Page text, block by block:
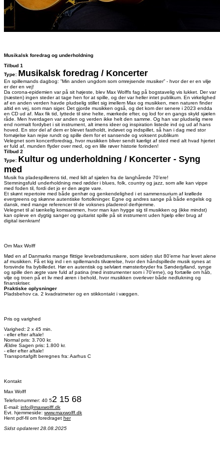
Musikalsk foredrag og underholdning
Tilbud 1
Type: Musikalsk foredrag / Koncerter
En spillemands dagbog: ”Min anden ungdom som omrejsende musiker” - hvor der er en vilje
er der en vej!
Da corona-epidemien var på sit højeste, blev Max Wolffs fag på bogstavelig vis lukket. Der var
(næsten) ingen steder at tage hen for at spille, og der var heller intet publikum. En virkelighed
af en anden verden havde pludselig stillet sig imellem Max og musikken, men naturen finder
altid en vej, som man siger. Det gjorde musikken også, og det kom der senere i 2023 endda
en CD ud af. Max fik tid, lyttede til sine helte, mærkede efter, og lod for en gangs skyld sjælen
råde. Men hverdagen var anden og verden ikke helt den samme. Og han var pludselig mere
end normalt fordybet i sit instrument, alt imens ideer og inspiration listede ind og ud af hans
hoved. En stor del af dem er blevet fastholdt, indøvet og indspillet, så han i dag med stor
fornøjelse kan rejse rundt og spille dem for et sansende og voksent publikum
Velegnet som koncertforedrag, hvor musikken bliver sendt kærligt af sted med alt hvad hjertet
er fuld af, munden flyder over med, og en lille røver historie forinden!
Tilbud 2
Type: Kultur og underholdning / Koncerter - Syng
med
Musik fra pladespillerens tid, med lidt af sjælen fra de langhårede 70’ere!
Stemningsfuld underholdning med rødder i blues, folk, country og jazz, som alle kan vippe
med foden til, fordi det jo er den ægte vare.
Et skønt repertoire med både genhør og genkendelighed i et sammensurium af krøllede
evergreens og skønne autentiske fortolkninger. Egne og andres sange på både engelsk og
dansk, med mange referencer til de voksnes pladereol derhjemme.
Velegnet til al tænkelig komsammen, hvor man kan hygge sig til musikken og (ikke mindst)
kan opleve en dygtig sanger og guitarist spille på sit instrument uden hjælp eller brug af
digital isenkram!
Om Max Wolff
Mød en af Danmarks mange flittige levebrødsmusikere, som siden slut 80’erne har levet alene
af musikken. Få et kig ind i en spillemands tilværelse, hvor den håndspillede musik synes at
forsvinde fra bybilledet. Hør en autentisk og selvlært mønsterbryder fra Sønderjylland, synge
og spille den ægte vare fuld af patina (med instrumenter som i 70’erne), og fortælle om håb,
vilje og troen på et liv med æren i behold, hvor musikken overlever både nedlukning og
finanskriser.
Praktiske oplysninger
Pladsbehov ca. 2 kvadratmeter og en stikkontakt i væggen.
Pris og varighed
Varighed : 2 x 45 min.
- eller efter aftale!
Normal pris: 3.700 kr.
Ældre Sagen pris: 1.800 kr.
- eller efter aftale!
Transportafgift beregnes fra: Aarhus C
Kontakt
Max Wolff
Telefonnummer: 40 52 15 68
E-mail: info@maxwolff.dk
Evt. hjemmeside: www.maxwolff.dk
Hent pdf-fil om foredraget her
Sidst opdateret 28.08.2025